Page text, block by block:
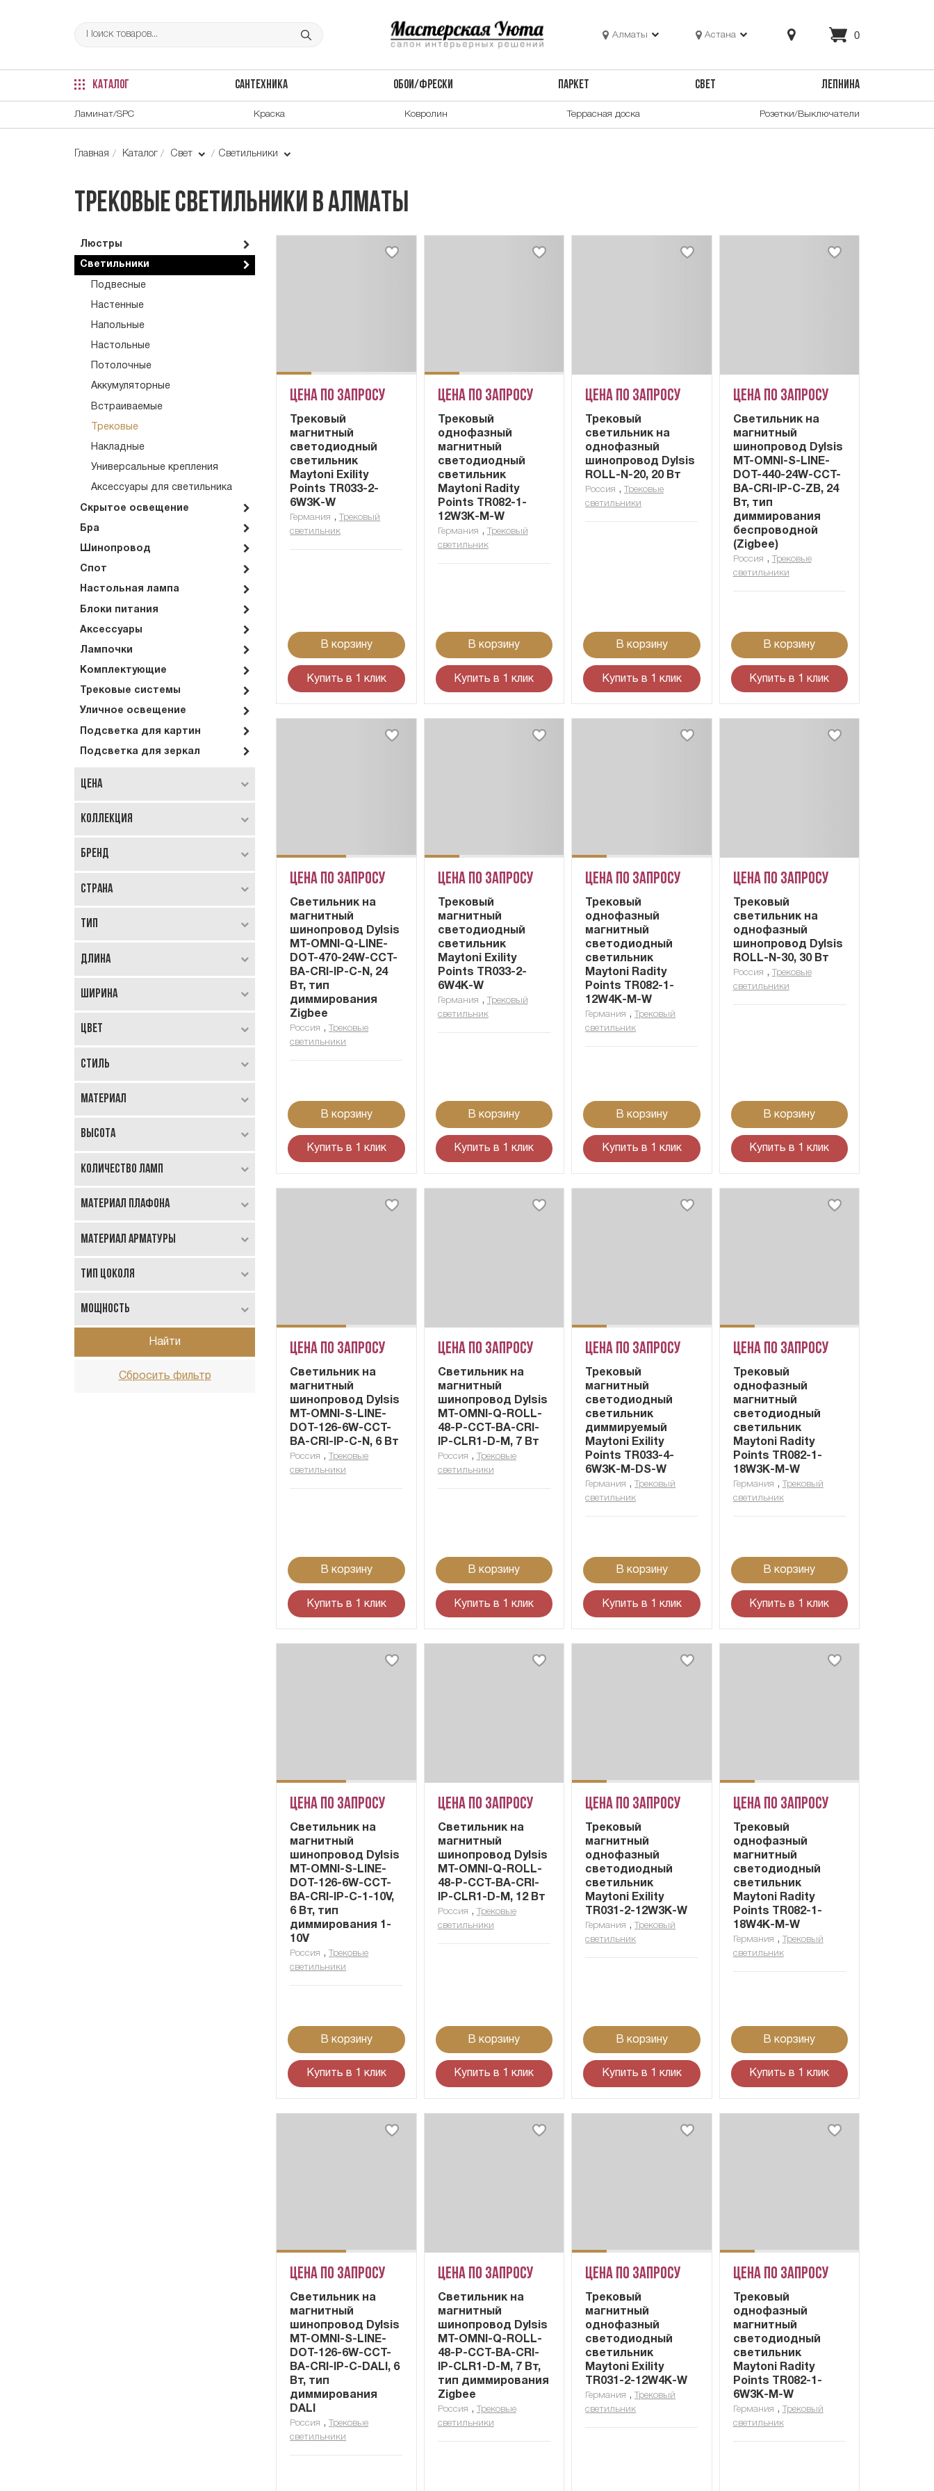
Алматы Астана 0
КАТАЛОГ САНТЕХНИКА ОБОИ/ФРЕСКИ ПАРКЕТ СВЕТ ЛЕПНИНА
Ламинат/SPC Краска Ковролин Террасная доска Розетки/Выключатели
Главная Каталог Свет Светильники
Трековые светильники в Алматы
Люстры
Светильники
Подвесные
Настенные
Напольные
Настольные
Потолочные
Аккумуляторные
Встраиваемые
Трековые
Накладные
Универсальные крепления
Аксессуары для светильника
Скрытое освещение
Бра
Шинопровод
Спот
Настольная лампа
Блоки питания
Аксессуары
Лампочки
Комплектующие
Трековые системы
Уличное освещение
Подсветка для картин
Подсветка для зеркал
Цена
Коллекция
Бренд
Страна
Тип
Длина
Ширина
Цвет
Стиль
Материал
Высота
Количество ламп
Материал плафона
Материал арматуры
Тип цоколя
Мощность
Найти
Сбросить фильтр
Цена по запросу
Трековый
магнитный
светодиодный
светильник
Maytoni Exility
Points TR033-2-
6W3K-W
Германия ,Трековый
светильник
В корзину
Купить в 1 клик
Цена по запросу
Трековый
однофазный
магнитный
светодиодный
светильник
Maytoni Radity
Points TR082-1-
12W3K-M-W
Германия ,Трековый
светильник
В корзину
Купить в 1 клик
Цена по запросу
Трековый
светильник на
однофазный
шинопровод Dylsis
ROLL-N-20, 20 Вт
Россия ,Трековые
светильники
В корзину
Купить в 1 клик
Цена по запросу
Cветильник на
магнитный
шинопровод Dylsis
MT-OMNI-S-LINE-
DOT-440-24W-CCT-
BA-CRI-IP-C-ZB, 24
Вт, тип
диммирования
беспроводной
(Zigbee)
Россия ,Трековые
светильники
В корзину
Купить в 1 клик
Цена по запросу
Светильник на
магнитный
шинопровод Dylsis
MT-OMNI-Q-LINE-
DOT-470-24W-CCT-
BA-CRI-IP-C-N, 24
Вт, тип
диммирования
Zigbee
Россия , Трековые
светильники
В корзину
Купить в 1 клик
Цена по запросу
Трековый
магнитный
светодиодный
светильник
Maytoni Exility
Points TR033-2-
6W4K-W
Германия , Трековый
светильник
В корзину
Купить в 1 клик
Цена по запросу
Трековый
однофазный
магнитный
светодиодный
светильник
Maytoni Radity
Points TR082-1-
12W4K-M-W
Германия , Трековый
светильник
В корзину
Купить в 1 клик
Цена по запросу
Трековый
светильник на
однофазный
шинопровод Dylsis
ROLL-N-30, 30 Вт
Россия , Трековые
светильники
В корзину
Купить в 1 клик
Цена по запросу
Cветильник на
магнитный
шинопровод Dylsis
MT-OMNI-S-LINE-
DOT-126-6W-CCT-
BA-CRI-IP-C-N, 6 Вт
Россия ,Трековые
светильники
В корзину
Купить в 1 клик
Цена по запросу
Светильник на
магнитный
шинопровод Dylsis
MT-OMNI-Q-ROLL-
48-P-CCT-BA-CRI-
IP-CLR1-D-M, 7 Вт
Россия ,Трековые
светильники
В корзину
Купить в 1 клик
Цена по запросу
Трековый
магнитный
светодиодный
светильник
диммируемый
Maytoni Exility
Points TR033-4-
6W3K-M-DS-W
Германия ,Трековый
светильник
В корзину
Купить в 1 клик
Цена по запросу
Трековый
однофазный
магнитный
светодиодный
светильник
Maytoni Radity
Points TR082-1-
18W3K-M-W
Германия ,Трековый
светильник
В корзину
Купить в 1 клик
Цена по запросу
Cветильник на
магнитный
шинопровод Dylsis
MT-OMNI-S-LINE-
DOT-126-6W-CCT-
BA-CRI-IP-C-1-10V,
6 Вт, тип
диммирования 1-
10V
Россия , Трековые
светильники
В корзину
Купить в 1 клик
Цена по запросу
Светильник на
магнитный
шинопровод Dylsis
MT-OMNI-Q-ROLL-
48-P-CCT-BA-CRI-
IP-CLR1-D-M, 12 Вт
Россия , Трековые
светильники
В корзину
Купить в 1 клик
Цена по запросу
Трековый
магнитный
однофазный
светодиодный
светильник
Maytoni Exility
TR031-2-12W3K-W
Германия , Трековый
светильник
В корзину
Купить в 1 клик
Цена по запросу
Трековый
однофазный
магнитный
светодиодный
светильник
Maytoni Radity
Points TR082-1-
18W4K-M-W
Германия , Трековый
светильник
В корзину
Купить в 1 клик
Цена по запросу
Cветильник на
магнитный
шинопровод Dylsis
MT-OMNI-S-LINE-
DOT-126-6W-CCT-
BA-CRI-IP-C-DALI, 6
Вт, тип
диммирования
DALI
Россия ,Трековые
светильники
Цена по запросу
Светильник на
магнитный
шинопровод Dylsis
MT-OMNI-Q-ROLL-
48-P-CCT-BA-CRI-
IP-CLR1-D-M, 7 Вт,
тип диммирования
Zigbee
Россия ,Трековые
светильники
Цена по запросу
Трековый
магнитный
однофазный
светодиодный
светильник
Maytoni Exility
TR031-2-12W4K-W
Германия ,Трековый
светильник
Цена по запросу
Трековый
однофазный
магнитный
светодиодный
светильник
Maytoni Radity
Points TR082-1-
6W3K-M-W
Германия ,Трековый
светильник